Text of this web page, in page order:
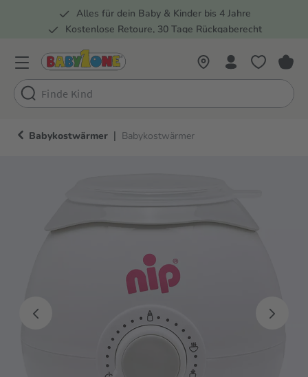
Zur Hauptnavigation springen
Alles für dein Baby & Kinder bis 4 Jahre
Kostenlose Retoure, 30 Tage Rückgaberecht
Babykostwärmer | Babykostwärmer